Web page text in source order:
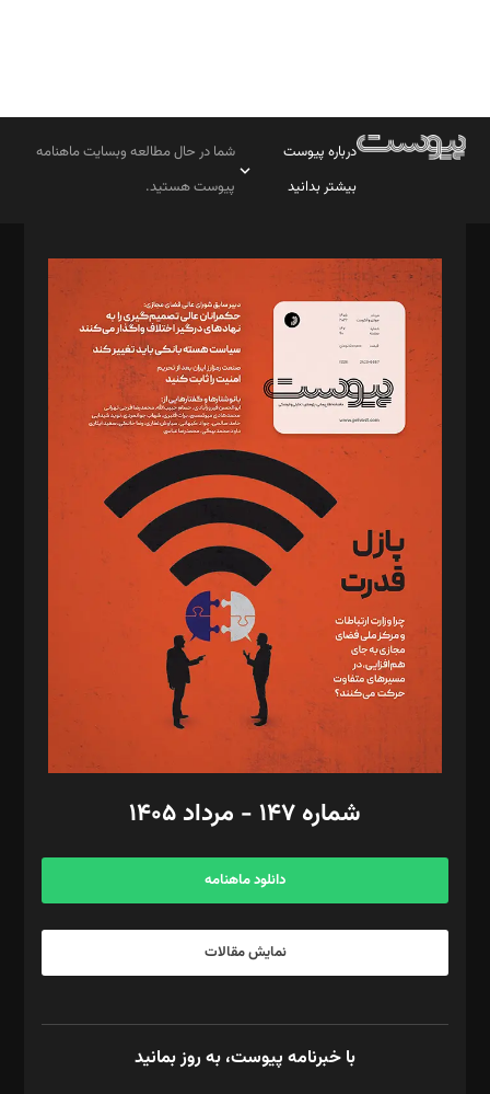
درباره پیوست
بیشتر بدانید
شما در حال مطالعه وبسایت ماهنامه
پیوست هستید.
مدیر مسئول: محمدباقر اثنی‌عشری
سردبیر: مهرک محمودی
دبیر تحریریه: میثم قاسمی
د‌بیر ناداستان: سمانه سمیع
د‌بیر خدمت و تجارت: ابوالفضل رجبی
د‌بیر حقوق فناوری: حسام‌الدین ایپکچی
د‌بیر پیوست جهان: مینا پاکدل
د‌بیر تحریریه آنلاین: بابک نقاش
تحریریه‌: مجتبی محمود‌ی، آرش برهمند، یسنا امان‌پور، سروش کرمیان،
مصطفی مسجدی آرانی، ابوالفضل رجبی، زهرا فکرانه، فائزه فتحی
رستمی،مصطفی باستان
ویرایش: نگار استاد‌‌آقا
طراح یونیفرم: مجید توکلی
فیلمبرداری و عکاسی: امیر شفیعی، مانی لطفی زاده
گرافیک و صفحه‌آرایی: سید‌سبحان‌علی ثابت
مد‌یر توسعه تجاری: کامبیز برید‌
امور مالی: شاپور رهبری، محمد‌ کاظمی‌نیا
آگهی و مشترکین: ۰۹۱۹۹۹۹۰۴۵۴
شماره ۱۴۷ - مرداد ۱۴۰۵
دانلود ماهنامه
نمایش مقالات
با خبرنامه پیوست، به روز بمانید